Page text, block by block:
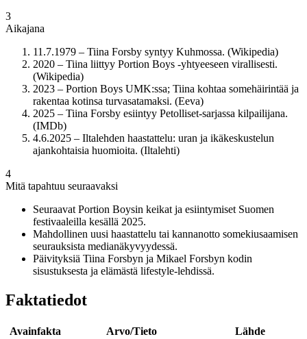
3
Aikajana
11.7.1979 – Tiina Forsby syntyy Kuhmossa. (Wikipedia)
2020 – Tiina liittyy Portion Boys -yhtyeeseen virallisesti.
(Wikipedia)
2023 – Portion Boys UMK:ssa; Tiina kohtaa somehäirintää ja
rakentaa kotinsa turvasatamaksi. (Eeva)
2025 – Tiina Forsby esiintyy Petolliset-sarjassa kilpailijana.
(IMDb)
4.6.2025 – Iltalehden haastattelu: uran ja ikäkeskustelun
ajankohtaisia huomioita. (Iltalehti)
4
Mitä tapahtuu seuraavaksi
Seuraavat Portion Boysin keikat ja esiintymiset Suomen
festivaaleilla kesällä 2025.
Mahdollinen uusi haastattelu tai kannanotto somekiusaamisen
seurauksista medianäkyvyydessä.
Päivityksiä Tiina Forsbyn ja Mikael Forsbyn kodin
sisustuksesta ja elämästä lifestyle-lehdissä.
Faktatiedot
Avainfakta Arvo/Tieto
Lähde